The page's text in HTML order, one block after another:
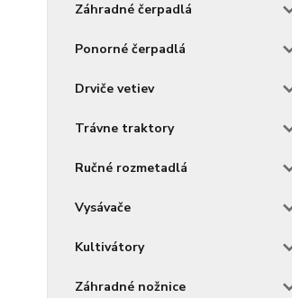
Záhradné čerpadlá
Ponorné čerpadlá
Drviče vetiev
Trávne traktory
Ručné rozmetadlá
Vysávače
Kultivátory
Záhradné nožnice